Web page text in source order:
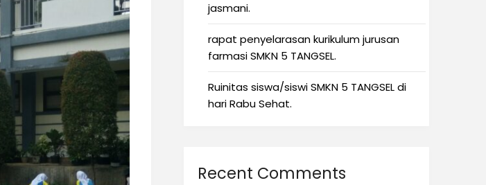
jasmani.
rapat penyelarasan kurikulum jurusan
farmasi SMKN 5 TANGSEL.
Ruinitas siswa/siswi SMKN 5 TANGSEL di
hari Rabu Sehat.
Recent Comments